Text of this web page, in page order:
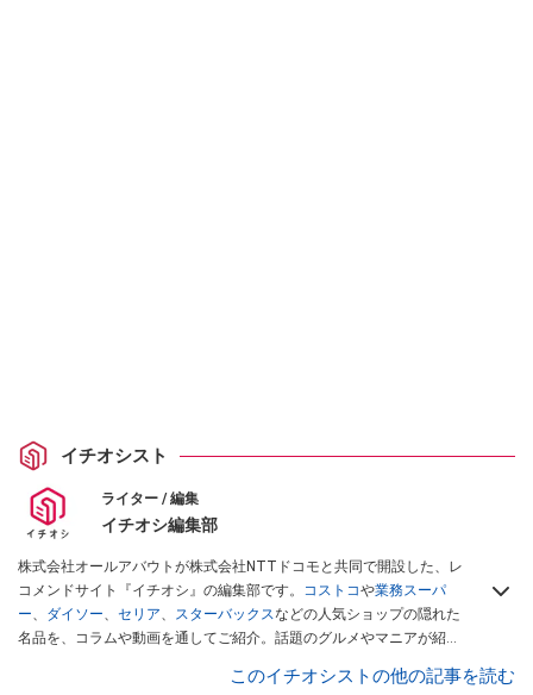
イチオシスト
ライター / 編集
イチオシ編集部
株式会社オールアバウトが株式会社NTTドコモと共同で開設した、レ
コメンドサイト『イチオシ』の編集部です。 コストコや業務スーパ
ー、 ダイソー、 セリア、 スターバックスなどの人気ショップの隠れた
名品を、コラムや動画を通してご紹介。話題のグルメやマニアが紹介
インフルエンサーが実際に使用してレビューしています。毎日トレン
このイチオシストの他の記事を読む